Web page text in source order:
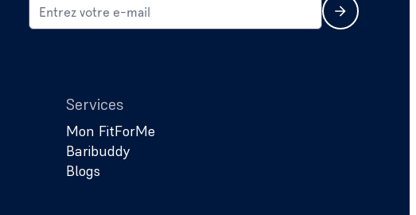
Services
Mon FitForMe
Baribuddy
Blogs